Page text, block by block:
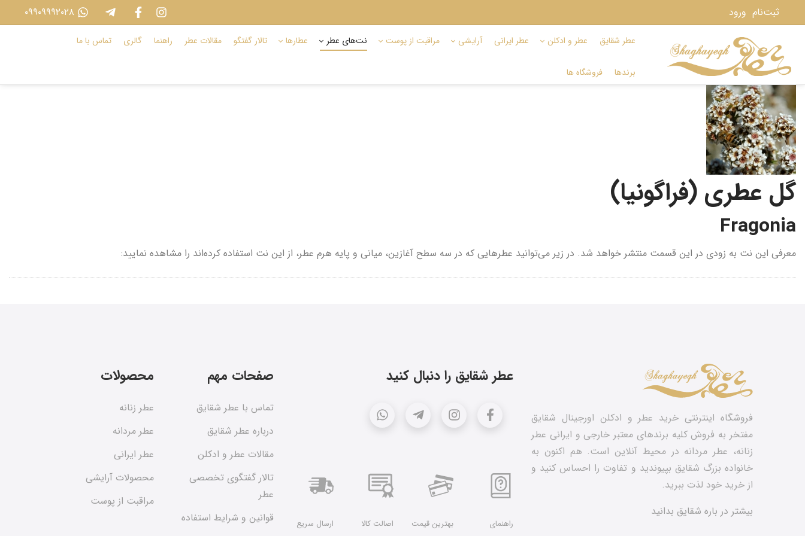
ثبت‌نام ورود
عطر شقایق عطر و ادکلن عطر ایرانی آرایشی مراقبت از پوست نت‌های عطر عطارها تالار گفتگو مقالات عطر راهنما گالری تماس با ما
برندها فروشگاه ها
گل عطری (فراگونیا)
Fragonia
معرفی این نت به زودی در این قسمت منتشر خواهد شد. در زیر می‌توانید عطرهایی که در سه سطح آغازین، میانی و پایه هرم عطر، از این نت استفاده کرده‌اند را مشاهده نمایید:
فروشگاه اینترنتی خرید عطر و ادکلن اورجینال شقایق
مفتخر به فروش کلیه برندهای معتبر خارجی و ایرانی عطر
زنانه، عطر مردانه در محیط آنلاین است. هم‌ اکنون به
خانواده بزرگ شقایق بپیوندید و تفاوت را احساس کنید و
از خرید خود لذت ببرید.
بیشتر در باره شقایق بدانید
عطر شقایق را دنبال کنید
راهنمای
بهترین قیمت اصالت کالا ارسال سریع
صفحات مهم
تماس با عطر شقایق
درباره عطر شقایق
مقالات عطر و ادکلن
تالار گفتگوی تخصصی
عطر
قوانین و شرایط استفاده
محصولات
عطر زنانه
عطر مردانه
عطر ایرانی
محصولات آرایشی
مراقبت از پوست